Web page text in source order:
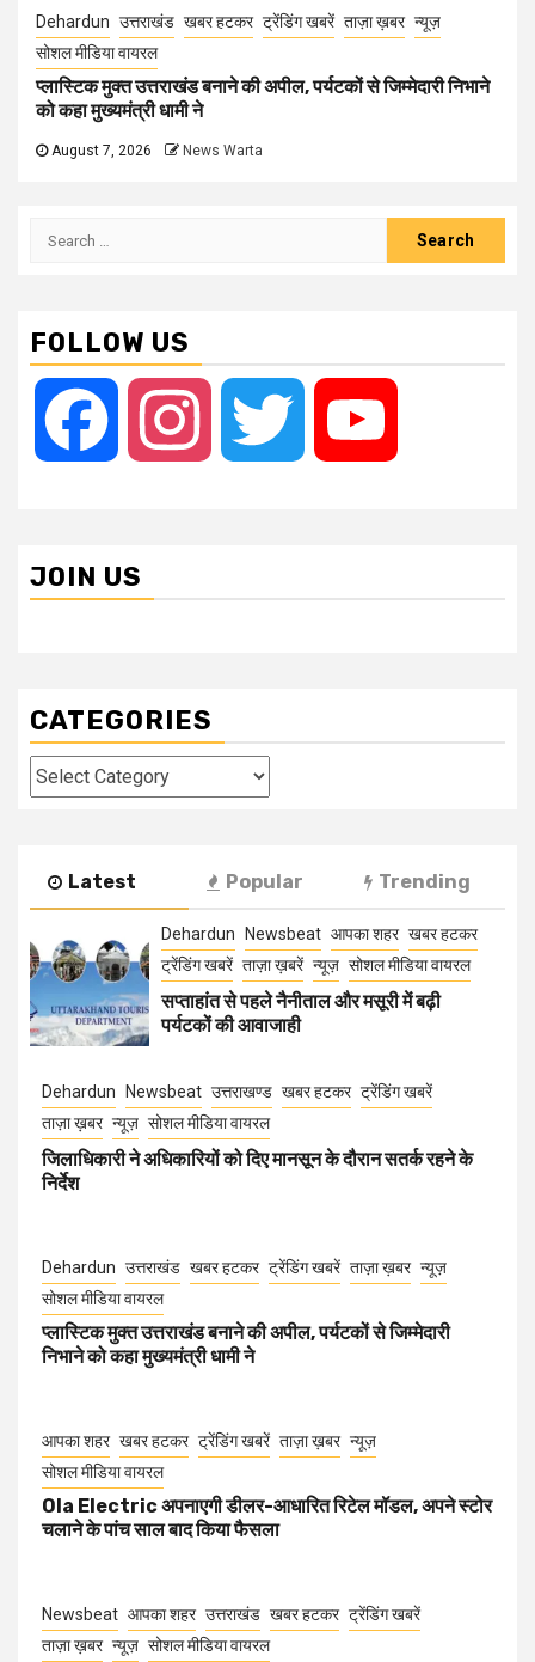
Dehardun उत्तराखंड खबर हटकर ट्रेंडिंग खबरें ताज़ा ख़बर न्यूज़
सोशल मीडिया वायरल
प्लास्टिक मुक्त उत्तराखंड बनाने की अपील, पर्यटकों से जिम्मेदारी निभाने
को कहा मुख्यमंत्री धामी ने
August 7, 2026 News Warta
Search
FOLLOW US
Facebook Instagram Twitter
JOIN US
CATEGORIES
Categories
Latest Popular Trending
Dehardun Newsbeat आपका शहर खबर हटकर
ट्रेंडिंग खबरें ताज़ा ख़बरें न्यूज़ सोशल मीडिया वायरल
सप्ताहांत से पहले नैनीताल और मसूरी में बढ़ी
पर्यटकों की आवाजाही
Dehardun Newsbeat उत्तराखण्ड खबर हटकर ट्रेंडिंग खबरें
ताज़ा ख़बर न्यूज़ सोशल मीडिया वायरल
जिलाधिकारी ने अधिकारियों को दिए मानसून के दौरान सतर्क रहने के
निर्देश
Dehardun उत्तराखंड खबर हटकर ट्रेंडिंग खबरें ताज़ा ख़बर न्यूज़
सोशल मीडिया वायरल
प्लास्टिक मुक्त उत्तराखंड बनाने की अपील, पर्यटकों से जिम्मेदारी
निभाने को कहा मुख्यमंत्री धामी ने
आपका शहर खबर हटकर ट्रेंडिंग खबरें ताज़ा ख़बर न्यूज़
सोशल मीडिया वायरल
Ola Electric अपनाएगी डीलर-आधारित रिटेल मॉडल, अपने स्टोर
चलाने के पांच साल बाद किया फैसला
Newsbeat आपका शहर उत्तराखंड खबर हटकर ट्रेंडिंग खबरें
ताज़ा ख़बर न्यूज़ सोशल मीडिया वायरल